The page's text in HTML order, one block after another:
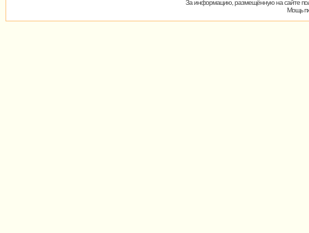
За информацию, размещённую на сайте
Мощь